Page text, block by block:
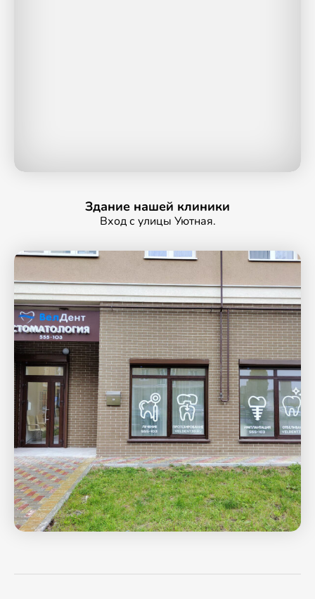
Здание нашей клиники
Вход с улицы Уютная.